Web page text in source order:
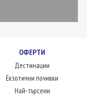
ОФЕРТИ
Дестинации
Екзотични почивки
Най-търсени